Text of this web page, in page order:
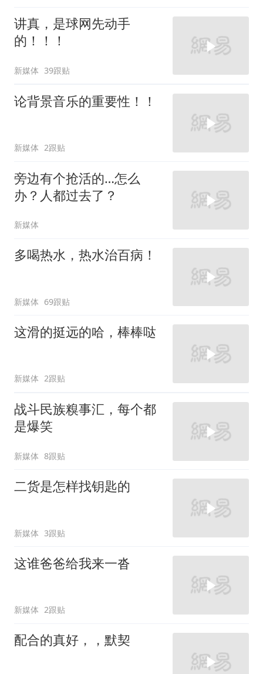
讲真，是球网先动手
的！！！
新媒体 39跟贴
论背景音乐的重要性！！
新媒体 2跟贴
旁边有个抢活的…怎么
办？人都过去了？
新媒体
多喝热水，热水治百病！
新媒体 69跟贴
这滑的挺远的哈，棒棒哒
新媒体 2跟贴
战斗民族糗事汇，每个都
是爆笑
新媒体 8跟贴
二货是怎样找钥匙的
新媒体 3跟贴
这谁爸爸给我来一沓
新媒体 2跟贴
配合的真好，，默契